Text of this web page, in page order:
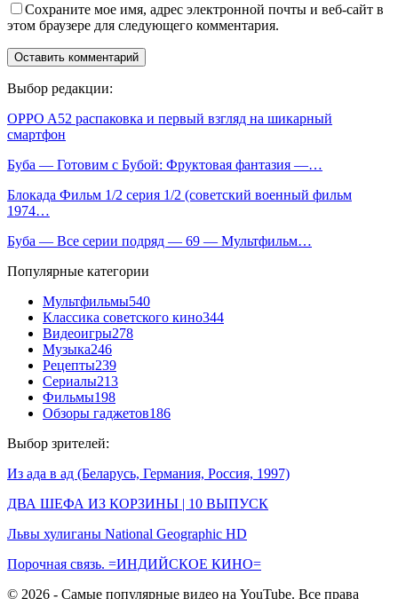
Сохраните мое имя, адрес электронной почты и веб-сайт в
этом браузере для следующего комментария.
Выбор редакции:
OPPO A52 распаковка и первый взгляд на шикарный
смартфон
Буба — Готовим с Бубой: Фруктовая фантазия —…
Блокада Фильм 1/2 серия 1/2 (советский военный фильм
1974…
Буба — Все серии подряд — 69 — Мультфильм…
Популярные категории
Мультфильмы540
Классика советского кино344
Видеоигры278
Музыка246
Рецепты239
Сериалы213
Фильмы198
Обзоры гаджетов186
Выбор зрителей:
Из ада в ад (Беларусь, Германия, Россия, 1997)
ДВА ШЕФА ИЗ КОРЗИНЫ | 10 ВЫПУСК
Львы хулиганы National Geographic HD
Порочная связь. =ИНДИЙСКОЕ КИНО=
© 2026 - Самые популярные видео на YouTube. Все права